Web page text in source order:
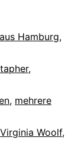
Hamburg,
,
, mehrere
Virginia Woolf,